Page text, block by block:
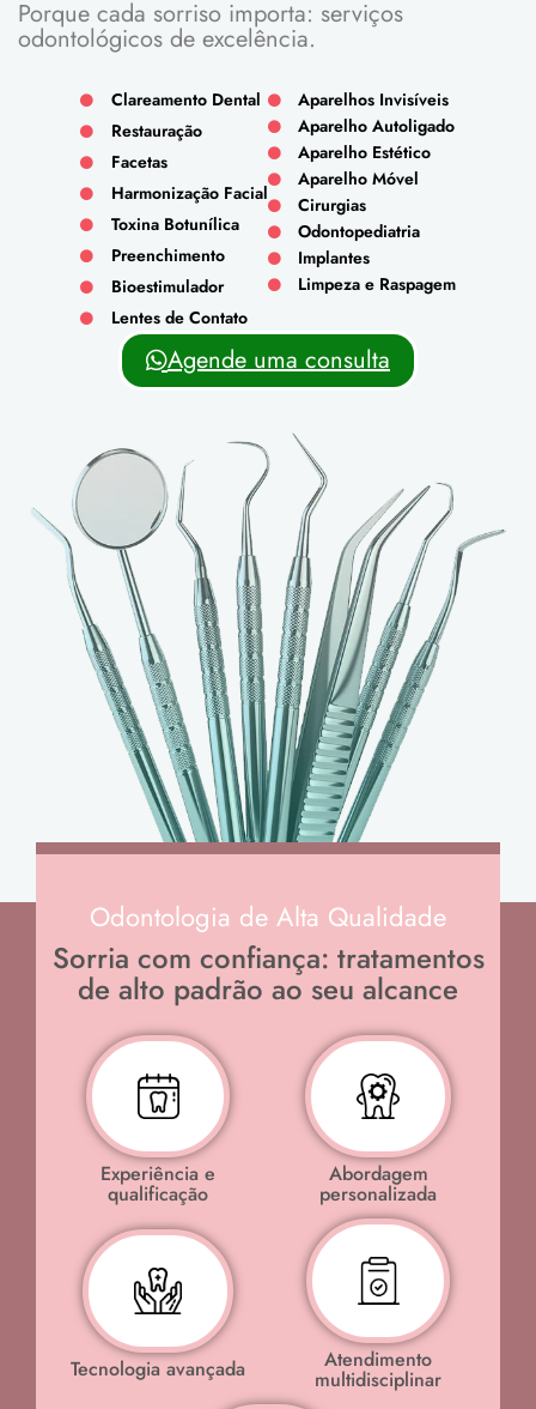
Porque cada sorriso importa: serviços
odontológicos de excelência.
Clareamento Dental
Restauração
Facetas
Harmonização Facial
Toxina Botunílica
Preenchimento
Bioestimulador
Lentes de Contato
Aparelhos Invisíveis
Aparelho Autoligado
Aparelho Estético
Aparelho Móvel
Cirurgias
Odontopediatria
Implantes
Limpeza e Raspagem
Agende uma consulta
Odontologia de Alta Qualidade
Sorria com confiança: tratamentos
de alto padrão ao seu alcance
Experiência e
qualificação
Abordagem
personalizada
Tecnologia avançada Atendimento
multidisciplinar